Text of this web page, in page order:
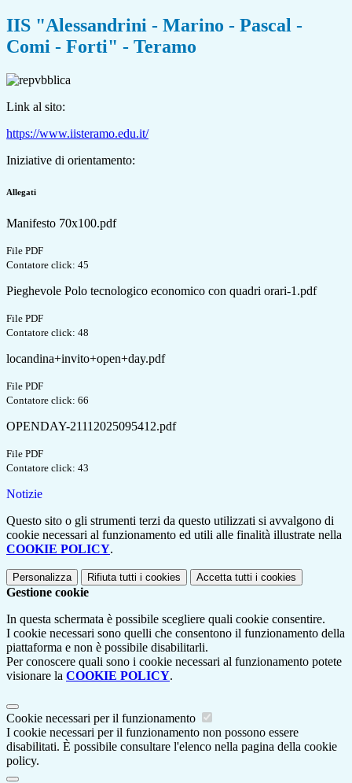
IIS "Alessandrini - Marino - Pascal -
Comi - Forti" - Teramo
Link al sito:
https://www.iisteramo.edu.it/
Iniziative di orientamento:
Allegati
Manifesto 70x100.pdf
File PDF
Contatore click: 45
Pieghevole Polo tecnologico economico con quadri orari-1.pdf
File PDF
Contatore click: 48
locandina+invito+open+day.pdf
File PDF
Contatore click: 66
OPENDAY-21112025095412.pdf
File PDF
Contatore click: 43
Notizie
Questo sito o gli strumenti terzi da questo utilizzati si avvalgono di
cookie necessari al funzionamento ed utili alle finalità illustrate nella
COOKIE POLICY.
Personalizza Rifiuta tutti i cookies Accetta tutti i cookies
Gestione cookie
In questa schermata è possibile scegliere quali cookie consentire.
I cookie necessari sono quelli che consentono il funzionamento della
piattaforma e non è possibile disabilitarli.
Per conoscere quali sono i cookie necessari al funzionamento potete
visionare la COOKIE POLICY.
Cookie necessari per il funzionamento
I cookie necessari per il funzionamento non possono essere
disabilitati. È possibile consultare l'elenco nella pagina della cookie
policy.